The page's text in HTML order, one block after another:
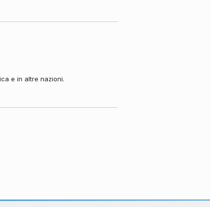
e in altre nazioni.